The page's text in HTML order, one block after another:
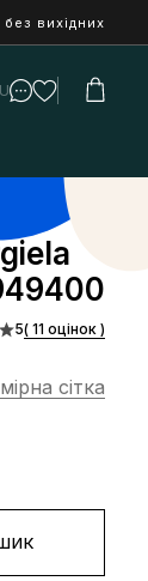
вихідних
5( 11 оцінок )
сітка